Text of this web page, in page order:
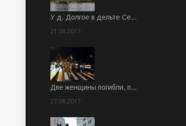
У д. Долгое в дельте Се…
21.08.2017
Две женщины погибли, п…
27.08.2017